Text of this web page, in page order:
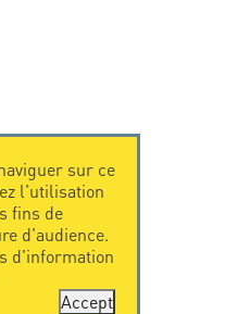
sur ce
l'utilisation
fins de
d'audience.
d'information
Accept